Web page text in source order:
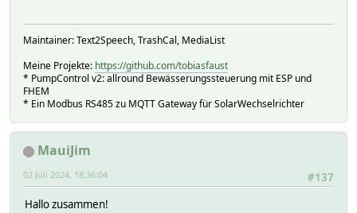
Maintainer: Text2Speech, TrashCal, MediaList
Meine Projekte: https://github.com/tobiasfaust
* PumpControl v2: allround Bewässerungssteuerung mit ESP und
FHEM
* Ein Modbus RS485 zu MQTT Gateway für SolarWechselrichter
MauiJim
#137
02 Juli 2024, 18:36:04
Hallo zusammen!